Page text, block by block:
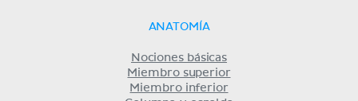
ANATOMÍA
Nociones básicas
Miembro superior
Miembro inferior